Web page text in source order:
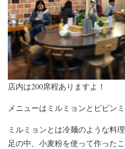
店内は200席程ありますよ！
メニューはミルミョンとピビンミ
ミルミョンとは冷麺のような料
足の中、小麦粉を使って作った